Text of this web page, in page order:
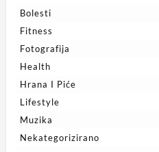
Bolesti
Fitness
Fotografija
Health
Hrana I Piće
Lifestyle
Muzika
Nekategorizirano